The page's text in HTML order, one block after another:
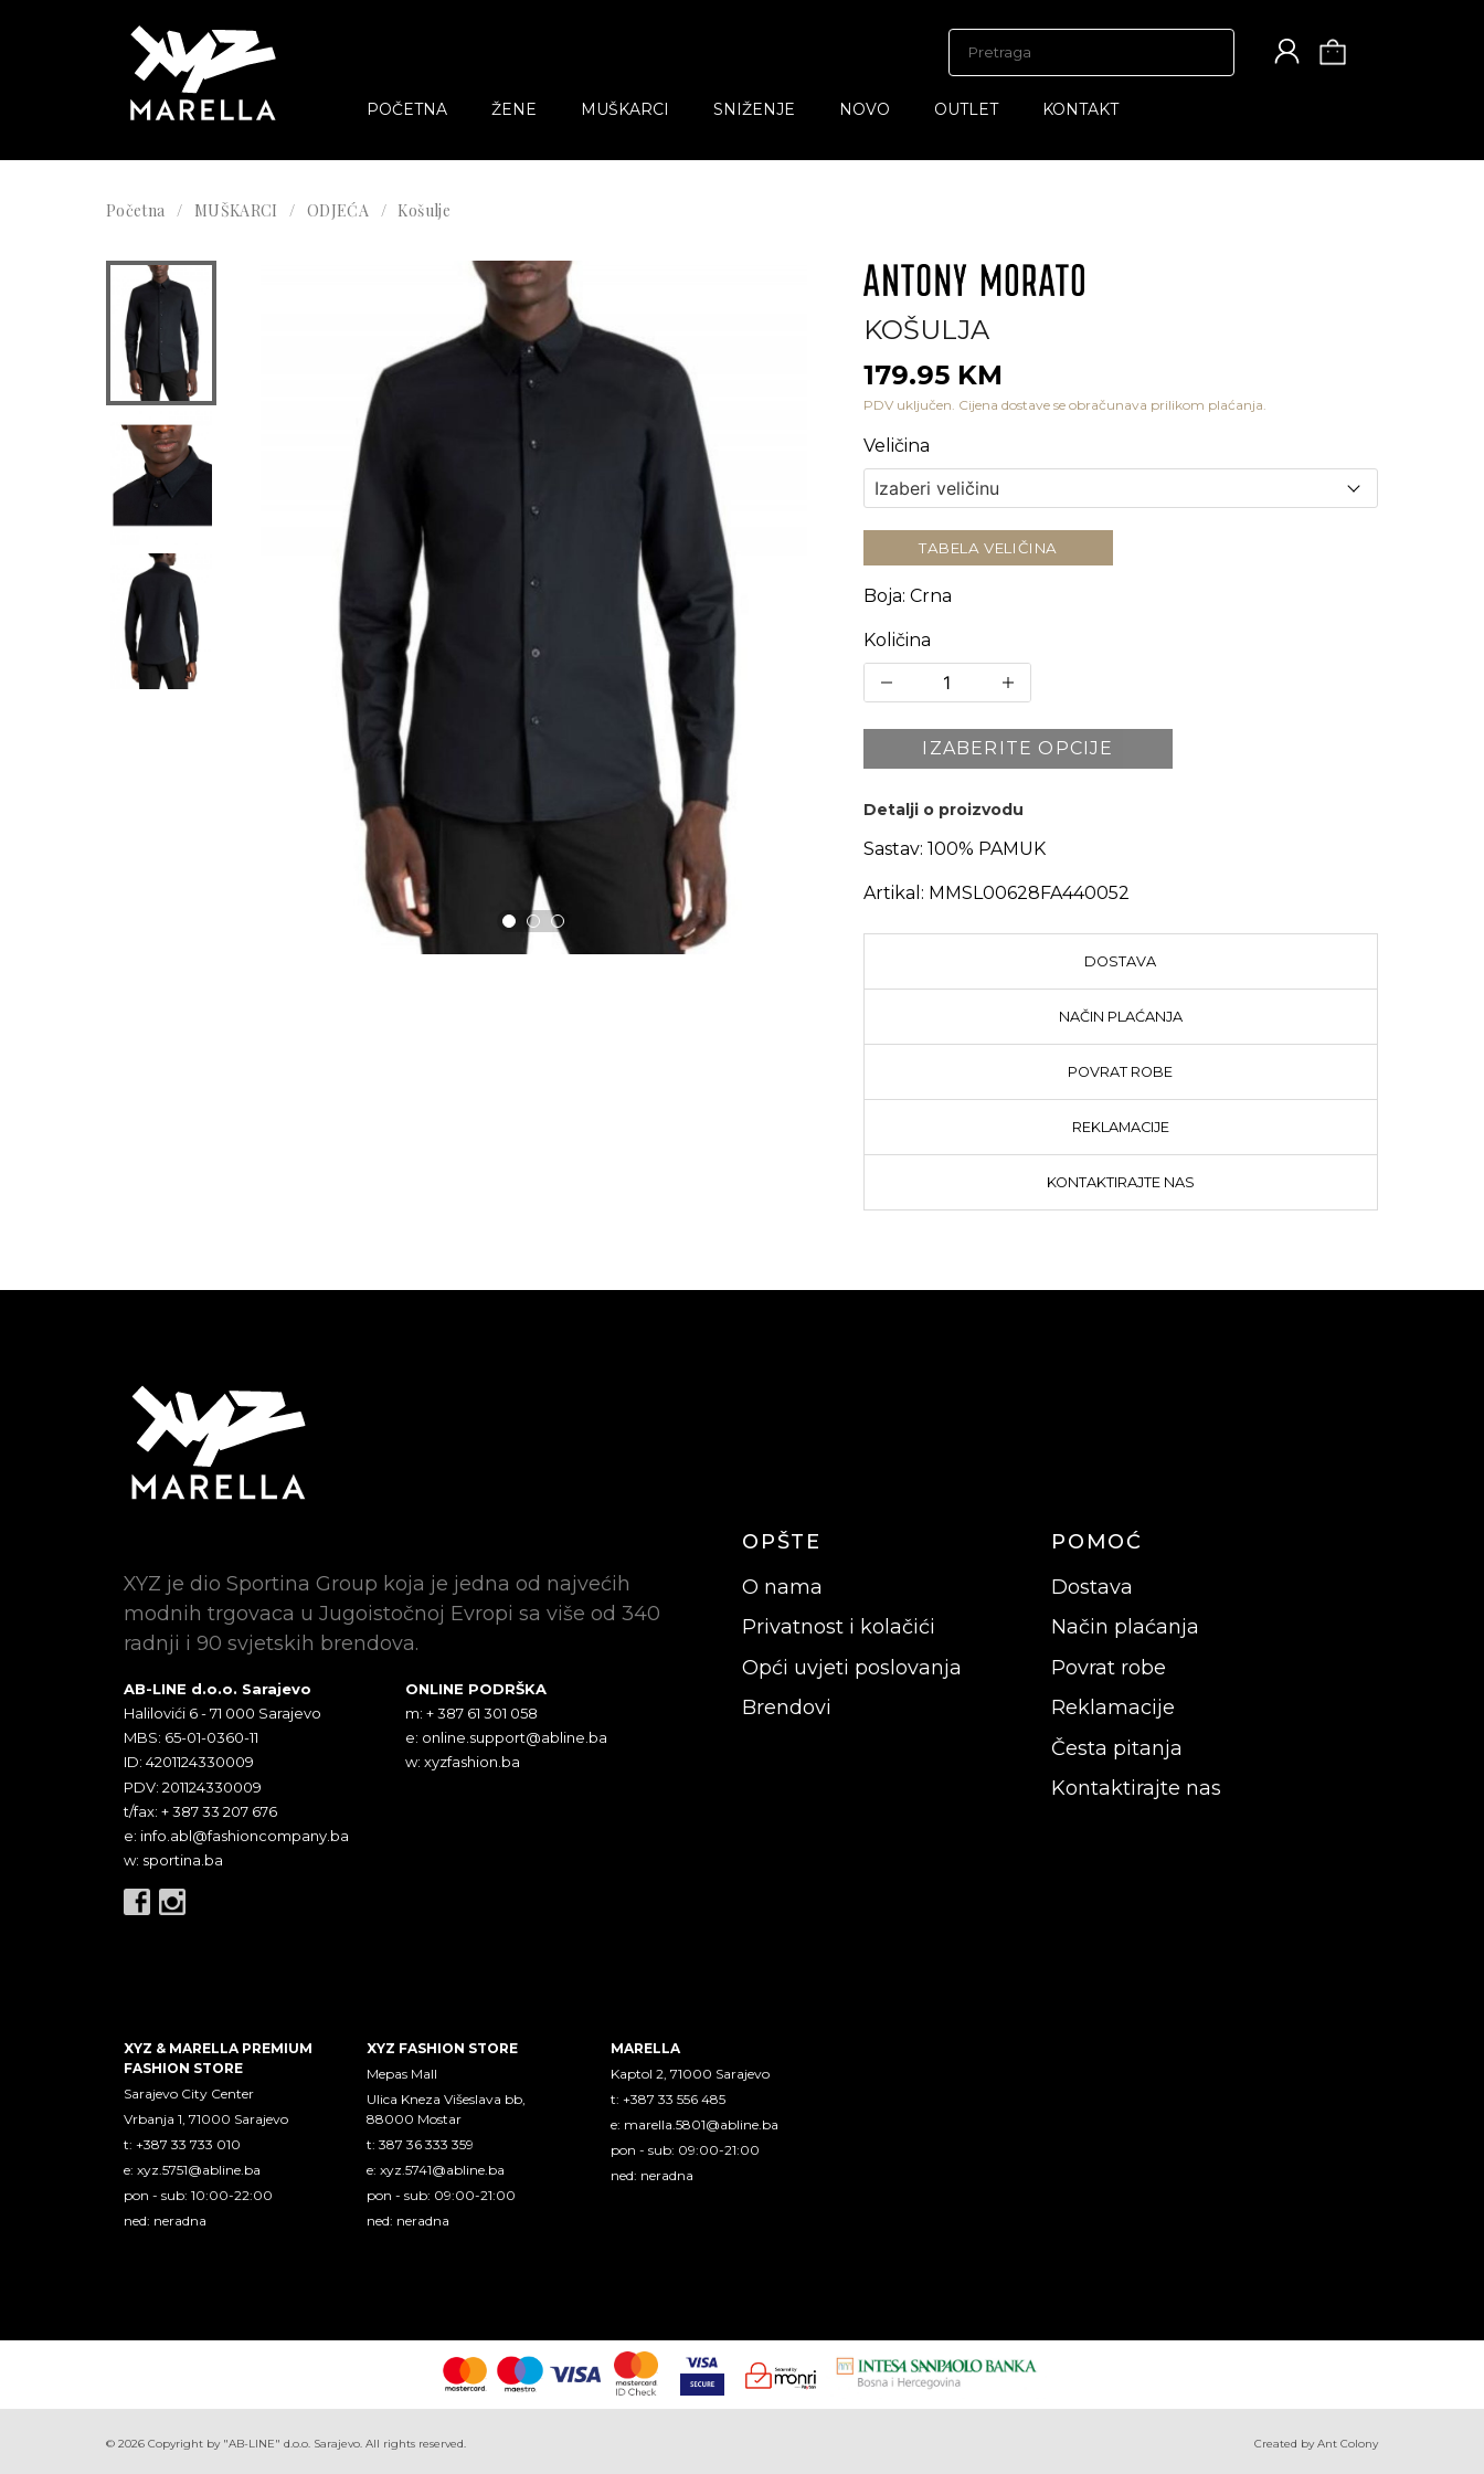
POČETNA ŽENE MUŠKARCI SNIŽENJE NOVO OUTLET KONTAKT
Početna MUŠKARCI ODJEĆA Košulje
KOŠULJA
179.95 KM
PDV uključen. Cijena dostave se obračunava prilikom plaćanja.
Veličina
TABELA VELIČINA
Boja: Crna
Količina
IZABERITE OPCIJE
Detalji o proizvodu
Sastav: 100% PAMUK
Artikal: MMSL00628FA440052
DOSTAVA
NAČIN PLAĆANJA
POVRAT ROBE
REKLAMACIJE
KONTAKTIRAJTE NAS
XYZ je dio Sportina Group koja je jedna od najvećih
modnih trgovaca u Jugoistočnoj Evropi sa više od 340
radnji i 90 svjetskih brendova.
AB-LINE d.o.o. Sarajevo
Halilovići 6 - 71 000 Sarajevo
MBS: 65-01-0360-11
ID: 4201124330009
PDV: 201124330009
t/fax: + 387 33 207 676
e: info.abl@fashioncompany.ba
w: sportina.ba
ONLINE PODRŠKA
m: + 387 61 301 058
e: online.support@abline.ba
w: xyzfashion.ba
OPŠTE
O nama
Privatnost i kolačići
Opći uvjeti poslovanja
Brendovi
POMOĆ
Dostava
Način plaćanja
Povrat robe
Reklamacije
Česta pitanja
Kontaktirajte nas
XYZ & MARELLA PREMIUM
FASHION STORE
Sarajevo City Center
Vrbanja 1, 71000 Sarajevo
t: +387 33 733 010
e: xyz.5751@abline.ba
pon - sub: 10:00-22:00
ned: neradna
XYZ FASHION STORE
Mepas Mall
Ulica Kneza Višeslava bb,
88000 Mostar
t: 387 36 333 359
e:xyz.5741@abline.ba
pon - sub: 09:00-21:00
ned: neradna
MARELLA
Kaptol 2, 71000 Sarajevo
t: +387 33 556 485
e: marella.5801@abline.ba
pon - sub: 09:00-21:00
ned: neradna
© 2026 Copyright by "AB-LINE" d.o.o. Sarajevo. All rights reserved. Created by Ant Colony